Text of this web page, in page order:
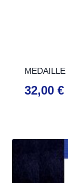
32,00 €